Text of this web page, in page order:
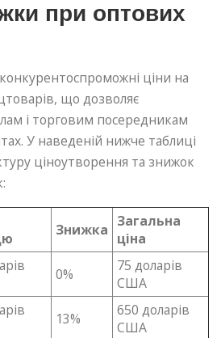
при оптових
ціни на
що дозволяє
і торговим посередникам
У наведеній нижче таблиці
ціноутворення та знижок
Знижка Загальна
ціна
0%
75 доларів
США
13%
650 доларів
США